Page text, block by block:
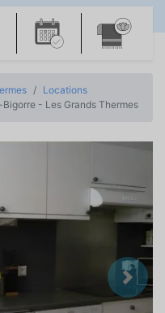
Locations
- Les Grands Thermes